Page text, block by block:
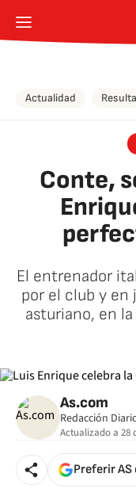
Actualidad
Conte,
El entrenador
por el club y en
asturiano, en
As.com
Redacción
Actualizado a 28
Preferir AS